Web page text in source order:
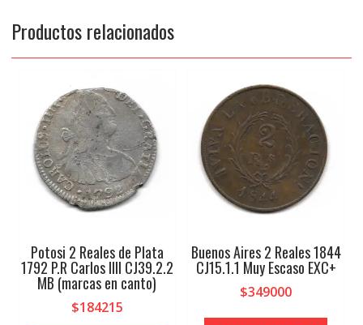
Productos relacionados
Potosi 2 Reales de Plata
1792 P.R Carlos IIII CJ39.2.2
MB (marcas en canto)
$184215
Buenos Aires 2 Reales 1844
CJ15.1.1 Muy Escaso EXC+
$349000